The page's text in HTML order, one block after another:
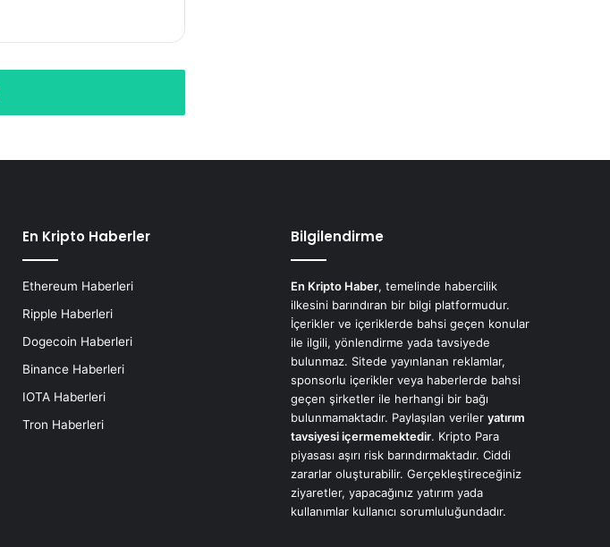
En Kripto Haberler
Ethereum Haberleri
Ripple Haberleri
Dogecoin Haberleri
Binance Haberleri
IOTA Haberleri
Tron Haberleri
Bilgilendirme
En Kripto Haber, temelinde habercilik
ilkesini barındıran bir bilgi platformudur.
İçerikler ve içeriklerde bahsi geçen konular
ile ilgili, yönlendirme yada tavsiyede
bulunmaz. Sitede yayınlanan reklamlar,
sponsorlu içerikler veya haberlerde bahsi
geçen şirketler ile herhangi bir bağı
bulunmamaktadır. Paylaşılan veriler yatırım
tavsiyesi içermemektedir. Kripto Para
piyasası aşırı risk barındırmaktadır. Ciddi
zararlar oluşturabilir. Gerçekleştireceğiniz
ziyaretler, yapacağınız yatırım yada
kullanımlar kullanıcı sorumluluğundadır.